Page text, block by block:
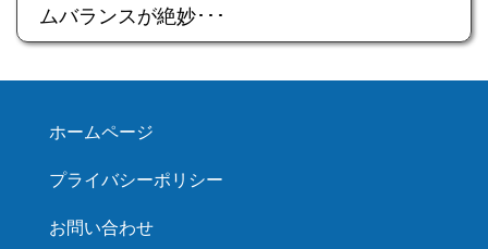
ムバランスが絶妙･･･
ホームページ
プライバシーポリシー
お問い合わせ